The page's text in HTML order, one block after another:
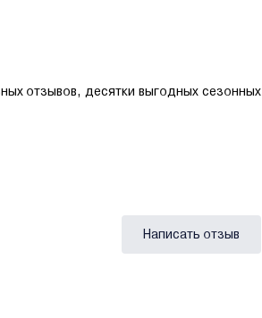
отзывов, десятки выгодных сезонных
Написать отзыв